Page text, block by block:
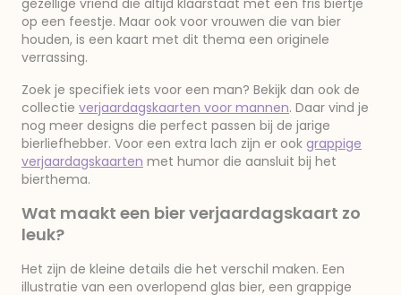
gezellige vriend die altijd klaarstaat met een fris biertje
op een feestje. Maar ook voor vrouwen die van bier
houden, is een kaart met dit thema een originele
verrassing.
Zoek je specifiek iets voor een man? Bekijk dan ook de
collectie verjaardagskaarten voor mannen. Daar vind je
nog meer designs die perfect passen bij de jarige
bierliefhebber. Voor een extra lach zijn er ook grappige
verjaardagskaarten met humor die aansluit bij het
bierthema.
Wat maakt een bier verjaardagskaart zo
leuk?
Het zijn de kleine details die het verschil maken. Een
illustratie van een overlopend glas bier, een grappige